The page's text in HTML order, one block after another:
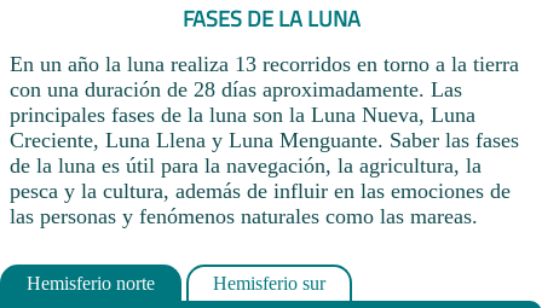
FASES DE LA LUNA
En un año la luna realiza 13 recorridos en torno a la tierra
con una duración de 28 días aproximadamente. Las
principales fases de la luna son la Luna Nueva, Luna
Creciente, Luna Llena y Luna Menguante. Saber las fases
de la luna es útil para la navegación, la agricultura, la
pesca y la cultura, además de influir en las emociones de
las personas y fenómenos naturales como las mareas.